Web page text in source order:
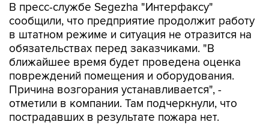
В пресс-службе Segezha "Интерфаксу"
сообщили, что предприятие продолжит работу
в штатном режиме и ситуация не отразится на
обязательствах перед заказчиками. "В
ближайшее время будет проведена оценка
повреждений помещения и оборудования.
Причина возгорания устанавливается", -
отметили в компании. Там подчеркнули, что
пострадавших в результате пожара нет.